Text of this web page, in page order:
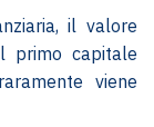
il valore
primo capitale
viene